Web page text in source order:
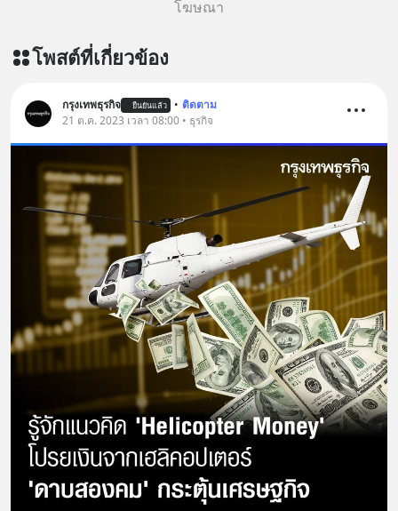
โฆษณา
โพสต์ที่เกี่ยวข้อง
กรุงเทพธุรกิจ ยืนยันแล้ว • ติดตาม
21 ต.ค. 2023 เวลา 08:00 • ธุรกิจ